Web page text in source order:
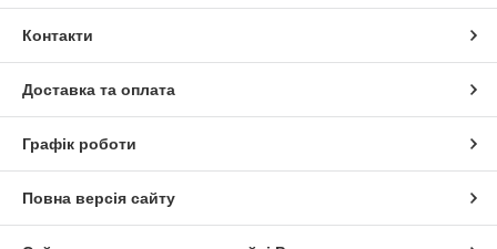
Контакти
Доставка та оплата
Графік роботи
Повна версія сайту